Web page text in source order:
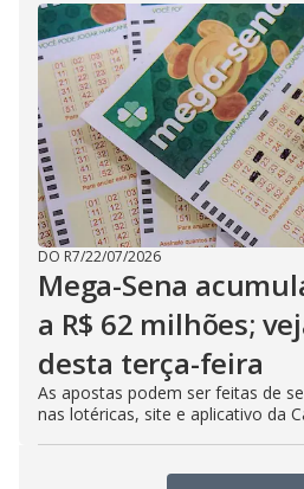
DO R7/22/07/2026
Mega-Sena
a R$ 62 milhões;
desta terça-feira
As apostas podem ser feitas de
nas lotéricas, site e aplicativo da